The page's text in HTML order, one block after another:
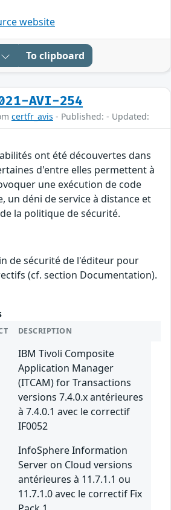
website
To clipboard
AVI-254
certfr_avis - Published: - Updated:
ont été découvertes dans
d'entre elles permettent à
une exécution de code
un déni de service à distance et
la politique de sécurité.
de sécurité de l'éditeur pour
(cf. section Documentation).
DESCRIPTION
IBM Tivoli Composite
Application Manager
(ITCAM) for Transactions
versions 7.4.0.x antérieures
à 7.4.0.1 avec le correctif
IF0052
InfoSphere Information
Server on Cloud versions
antérieures à 11.7.1.1 ou
11.7.1.0 avec le correctif Fix